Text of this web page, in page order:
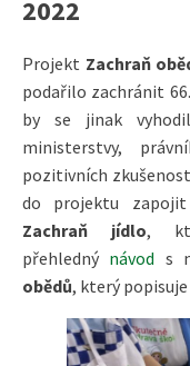
2022
Projekt Zachraň
podařilo zachránit
by se jinak
ministerstvy,
pozitivních
do projektu
Zachraň jídlo,
přehledný návod s
obědů, který